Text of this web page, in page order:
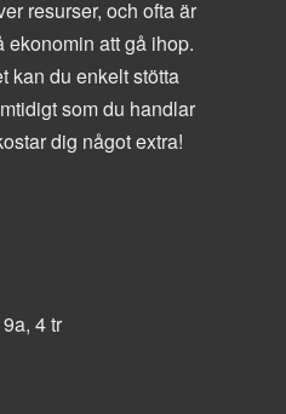
resurser, och ofta är
ekonomin att gå ihop.
kan du enkelt stötta
som du handlar
dig något extra!
4 tr